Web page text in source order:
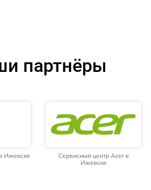
партнёры
Ижевске
Сервисный центр Acer в
Ижевске